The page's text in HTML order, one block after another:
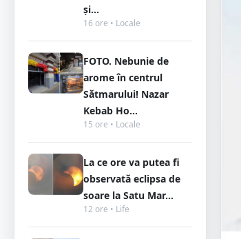
și...
16 ore • Locale
FOTO. Nebunie de
arome în centrul
Sătmarului! Nazar
Kebab Ho...
15 ore • Locale
La ce ore va putea fi
observată eclipsa de
soare la Satu Mar...
12 ore • Life